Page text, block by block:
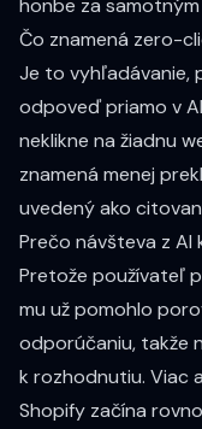
honbe za
Čo znamená zero-
Je to vyhľadávanie,
odpoveď priamo v
neklikne na žiadnu
znamená menej
uvedený ako
Prečo návšteva z AI
Pretože používateľ
mu už pomohlo
odporúčaniu, takže
k rozhodnutiu. Viac
Shopify začína